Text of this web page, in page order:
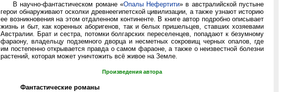
В научно-фантастическом романе «Опалы Нефертити» в австралийской пустыне
герои обнаруживают осколки древнеегипетской цивилизации, а также узнают историю
ее возникновения на этом отдаленном континенте. В книге автор подробно описывает
жизнь и быт, как коренных аборигенов, так и белых пришельцев, ставших хозяевами
Австралии. Брат и сестра, потомки болгарских переселенцев, попадают к безумному
фараону, владельцу подземного дворца и несметных сокровищ черных опалов, где
им постепенно открывается правда о самом фараоне, а также о неизвестной болезни
растений, которая может уничтожить всё живое на Земле.
Произведения автора
Фантастические романы